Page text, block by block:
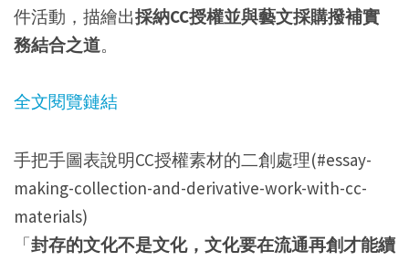
件活動，描繪出採納CC授權並與藝文採購撥補實
務結合之道。
全文閱覽鏈結
手把手圖表說明CC授權素材的二創處理(#essay-
making-collection-and-derivative-work-with-cc-
materials)
「封存的文化不是文化，文化要在流通再創才能續